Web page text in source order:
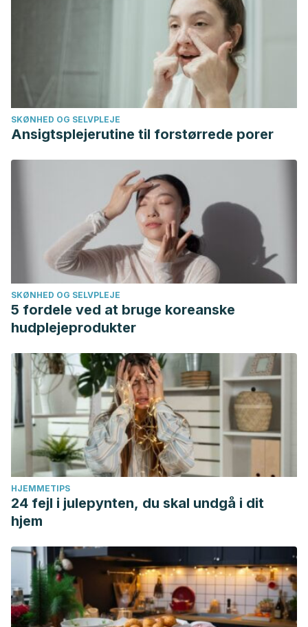
SKØNHED OG SELVPLEJE
Ansigtsplejerutine til forstørrede porer
SKØNHED OG SELVPLEJE
5 fordele ved at bruge koreanske
hudplejeprodukter
HJEMMETIPS
24 fejl i julepynten, du skal undgå i dit
hjem